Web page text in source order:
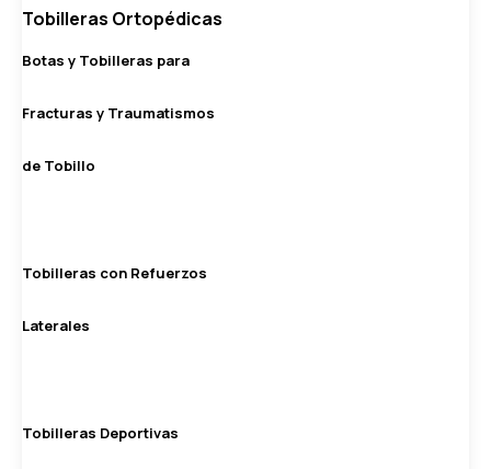
Tobilleras Ortopédicas
Botas y Tobilleras para
Fracturas y Traumatismos
de Tobillo
Tobilleras con Refuerzos
Laterales
Tobilleras Deportivas